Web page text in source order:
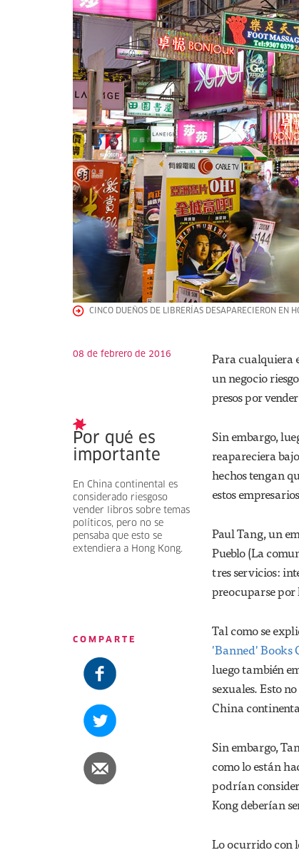
CINCO DUEÑOS DE LIBRERÍAS DESAPARECIERON EN
08 de febrero de 2016
Por qué es
importante
En China continental es
considerado riesgoso
vender libros sobre temas
políticos, pero no se
pensaba que esto se
extendiera a Hong Kong.
COMPARTE
Para cualquiera
un negocio
presos por
Sin embargo,
reapareciera
hechos tengan
estos
Paul Tang, un
Pueblo (La
tres servicios:
preocuparse por
Tal como se
'Banned' Books
luego también
sexuales. Esto
China
Sin embargo,
como lo están
podrían
Kong deberían
Lo ocurrido con